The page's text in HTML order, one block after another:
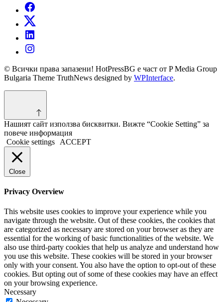
© Всички права запазени! HotPressBG е част от P Media Group
Bulgaria Theme TruthNews designed by WPInterface.
Нашият сайт използва бисквитки. Вижте “Cookie Setting” за
повече информация
Cookie settings
ACCEPT
Close
Privacy Overview
This website uses cookies to improve your experience while you
navigate through the website. Out of these cookies, the cookies that
are categorized as necessary are stored on your browser as they are
essential for the working of basic functionalities of the website. We
also use third-party cookies that help us analyze and understand how
you use this website. These cookies will be stored in your browser
only with your consent. You also have the option to opt-out of these
cookies. But opting out of some of these cookies may have an effect
on your browsing experience.
Necessary